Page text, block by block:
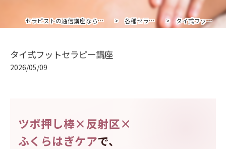
セラピストの通信講座ならグローバルボディケア総合学院 各種セラピスト講座一覧 タイ式フットセラピー講座
タイ式フットセラピー講座
2026/05/09
ツボ押し棒×反射区×
ふくらはぎケアで、